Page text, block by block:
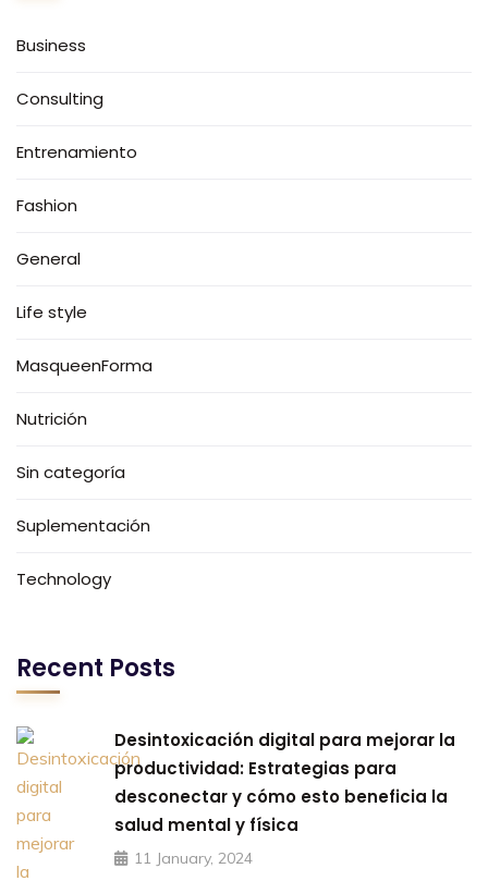
Business
Consulting
Entrenamiento
Fashion
General
Life style
MasqueenForma
Nutrición
Sin categoría
Suplementación
Technology
Recent Posts
Desintoxicación digital para mejorar la
productividad: Estrategias para
desconectar y cómo esto beneficia la
salud mental y física
11 January, 2024